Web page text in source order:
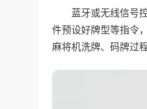
蓝牙或无线信号
件预设好牌型等指令
麻将机洗牌、码牌过